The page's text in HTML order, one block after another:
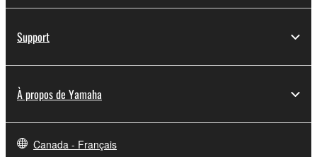
Support
À propos de Yamaha
Canada - Français